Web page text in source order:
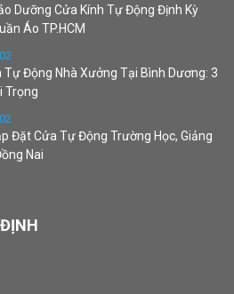
Dưỡng Cửa Kính Tự Động Định Kỳ
Áo TP.HCM
Tự Động Nhà Xưởng Tại Bình Dương: 3
Trọng
Đặt Cửa Tự Động Trường Học, Giảng
Nai